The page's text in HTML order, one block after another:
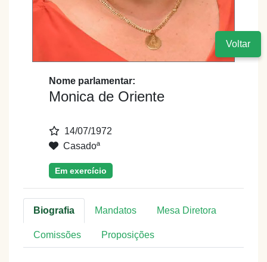
Voltar
Nome parlamentar:
Monica de Oriente
14/07/1972
Casadoª
Em exercício
Biografia Mandatos Mesa Diretora
Comissões Proposições